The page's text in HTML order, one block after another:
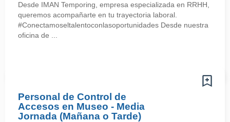
Desde IMAN Temporing, empresa especializada en RRHH,
queremos acompañarte en tu trayectoria laboral.
#Conectamoseltalentoconlasoportunidades Desde nuestra
oficina de ...
Personal de Control de
Accesos en Museo - Media
Jornada (Mañana o Tarde)